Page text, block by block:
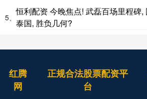
5、
恒利配资 今晚焦点! 武磊百场里程碑
泰国, 胜负几何?
红腾
网
正规合法股票配资平
台